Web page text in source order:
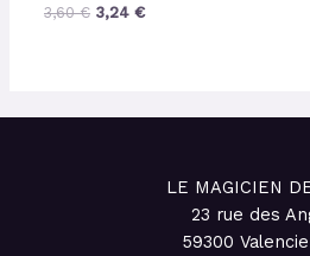
3,60€ 3,24€
LE MAGICIEN
23 rue des
59300